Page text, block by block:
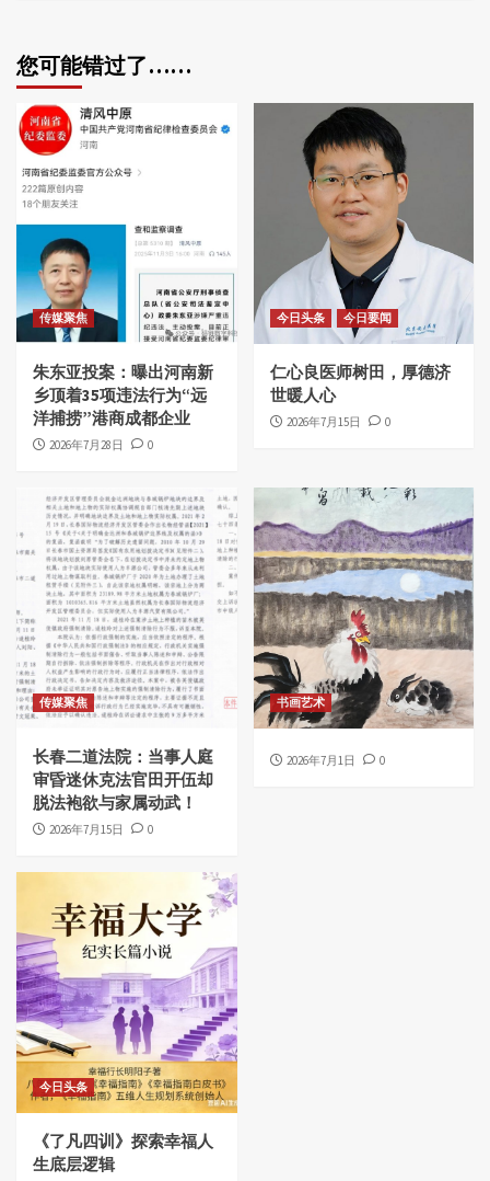
您可能错过了……
传媒聚焦
朱东亚投案：曝出河南新
乡顶着35项违法行为“远
洋捕捞”港商成都企业
2026年7月28日 0
今日头条 今日要闻
仁心良医师树田，厚德济
世暖人心
2026年7月15日 0
传媒聚焦
长春二道法院：当事人庭
审昏迷休克法官田开伍却
脱法袍欲与家属动武！
2026年7月15日 0
书画艺术
2026年7月1日 0
今日头条
《了凡四训》探索幸福人
生底层逻辑